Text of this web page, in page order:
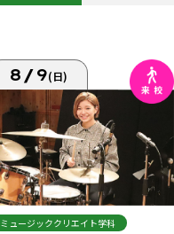
8/9(日)
ミュージッククリエイト学科